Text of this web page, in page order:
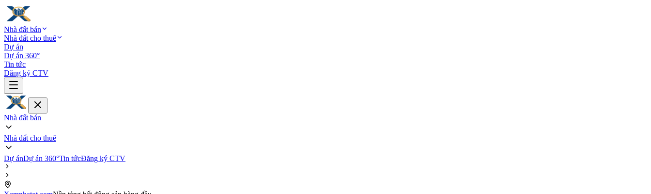
Nhà đất bán
Nhà đất cho thuê
Dự án
Dự án 360°
Tin tức
Đăng ký CTV
Nhà đất bán
Nhà đất cho thuê
Dự ánDự án 360°Tin tứcĐăng ký CTV